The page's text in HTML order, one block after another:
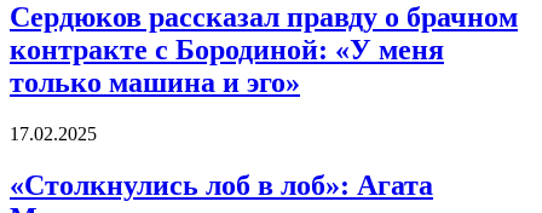
Сердюков рассказал правду о брачном
контракте с Бородиной: «У меня
только машина и эго»
17.02.2025
«Столкнулись лоб в лоб»: Агата